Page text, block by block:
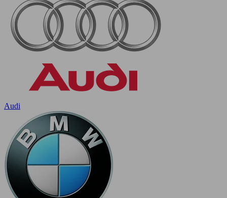
Audi